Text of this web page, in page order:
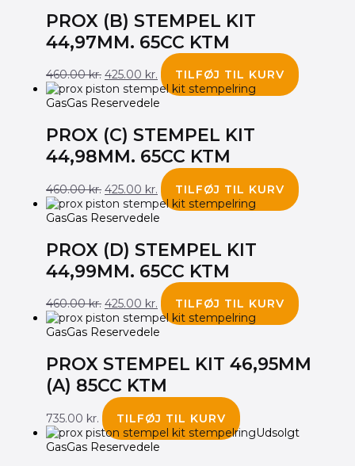
PROX (B) STEMPEL KIT
44,97MM. 65CC KTM
460.00kr. 425.00 kr.
TILFØJ TIL KURV
GasGas Reservedele
PROX (C) STEMPEL KIT
44,98MM. 65CC KTM
460.00kr. 425.00 kr.
TILFØJ TIL KURV
GasGas Reservedele
PROX (D) STEMPEL KIT
44,99MM. 65CC KTM
460.00kr. 425.00 kr.
TILFØJ TIL KURV
GasGas Reservedele
PROX STEMPEL KIT 46,95MM
(A) 85CC KTM
735.00 kr.
TILFØJ TIL KURV
Udsolgt
GasGas Reservedele